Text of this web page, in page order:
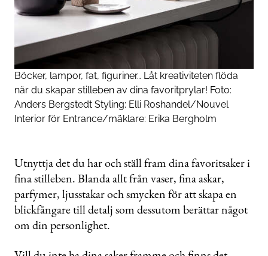
Böcker, lampor, fat, figuriner… Låt kreativiteten flöda
när du skapar stilleben av dina favoritprylar! Foto:
Anders Bergstedt Styling: Elli Roshandel/Nouvel
Interior för Entrance/mäklare: Erika Bergholm
Utnyttja det du har och ställ fram dina favoritsaker i
fina stilleben. Blanda allt från vaser, fina askar,
parfymer, ljusstakar och smycken för att skapa en
blickfångare till detalj som dessutom berättar något
om din personlighet.